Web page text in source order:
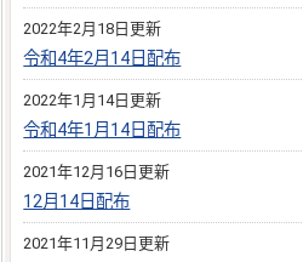
2022年2月18日更新
令和4年2月14日配布
2022年1月14日更新
令和4年1月14日配布
2021年12月16日更新
12月14日配布
2021年11月29日更新